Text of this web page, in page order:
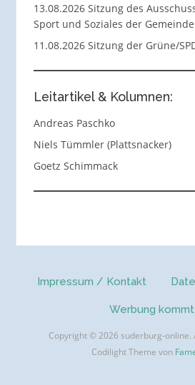
13.08.2026 Sitzung des
Sport und Soziales der
11.08.2026 Sitzung der Grüne/
Leitartikel & Kolumnen:
Andreas Paschko
Niels Tümmler (Plattsnacker)
Goetz Schimmack
Impressum / Kontakt
Werbung kommt
Copyright © 2026 suderburg-online.
Codilight Theme von